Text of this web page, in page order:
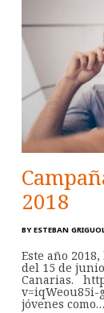
2018
BY ESTEBAN
Este año
del 15 de
Canarias.
v=iqWeou85i-
jóvenes como…